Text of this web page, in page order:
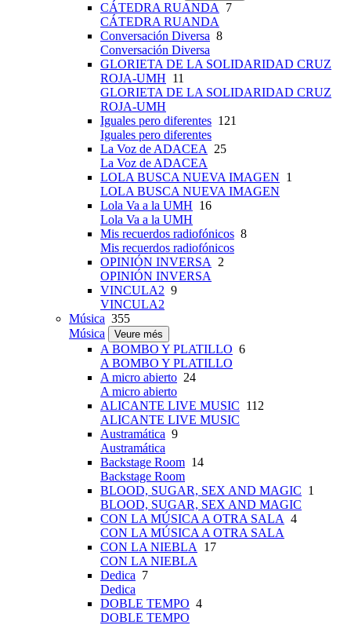
CÁTEDRA RUANDA
7
CÁTEDRA RUANDA
Conversación Diversa 8
Conversación Diversa
GLORIETA DE LA SOLIDARIDAD CRUZ
ROJA-UMH 11
GLORIETA DE LA SOLIDARIDAD CRUZ
ROJA-UMH
Iguales pero diferentes 121
Iguales pero diferentes
La Voz de ADACEA
25
La Voz de ADACEA
LOLA BUSCA NUEVA IMAGEN 1
LOLA BUSCA NUEVA IMAGEN
Lola Va a la UMH 16
Lola Va a la UMH
Mis recuerdos radiofónicos 8
Mis recuerdos radiofónicos
OPINIÓN INVERSA
2
OPINIÓN INVERSA
VINCULA2 9
VINCULA2
Música 355
Música
Veure més
A BOMBO Y PLATILLO 6
A BOMBO Y PLATILLO
A micro abierto 24
A micro abierto
ALICANTE LIVE MUSIC 112
ALICANTE LIVE MUSIC
Austramática 9
Austramática
Backstage Room 14
Backstage Room
BLOOD, SUGAR, SEX AND MAGIC 1
BLOOD, SUGAR, SEX AND MAGIC
CON LA MÚSICA A OTRA SALA 4
CON LA MÚSICA A OTRA SALA
CON LA NIEBLA
17
CON LA NIEBLA
Dedica 7
Dedica
DOBLE TEMPO 4
DOBLE TEMPO